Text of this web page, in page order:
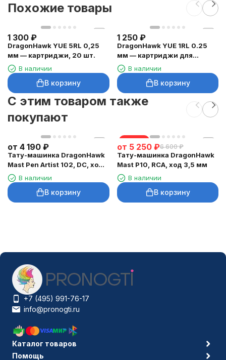
Похожие товары
1 300 ₽
DragonHawk YUE 5RL 0,25
мм — картриджи, 20 шт.
В наличии
В корзину
1 250 ₽
DragonHawk YUE 1RL 0.25
мм — картриджи для
микролиний
В наличии
В корзину
C этим товаром также
покупают
от 4 190 ₽
Тату-машинка DragonHawk
Mast Pen Artist 102, DC, ход
3,5 ммВ наличии
В корзину
скидка
от 5 250 ₽6 600 ₽
Тату-машинка DragonHawk
Mast P10, RCA, ход 3,5 мм
В наличии
В корзину
+7 (495) 991-76-17
info@pronogti.ru
Каталог товаров
Помощь